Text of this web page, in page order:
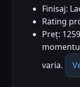
Finisaj:
Rating
Preț:
varia.